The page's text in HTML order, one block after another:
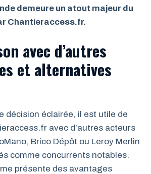
demeure un atout majeur du
Chantieraccess.fr.
avec d’autres
et alternatives
décision éclairée, il est utile de
avec d’autres acteurs
Brico Dépôt ou Leroy Merlin
comme concurrents notables.
présente des avantages